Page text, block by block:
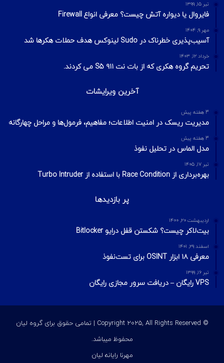
تیر ۱۵, ۱۳۹۹
فایروال یا دیواره آتش چیست؟ معرفی انواع Firewall
مهر ۹, ۱۴۰۴
آسیب‌پذیری خطرناک در Sudo لینوکس هدف حملات هکرها شد
خرداد ۱۲, ۱۴۰۳
تحریم گروه هکری که از بات نت ۹۱۱ S5 می کردند.
آخرین ویرایشات
3 هفته پیش
مدیریت ریسک در امنیت اطلاعات؛ مفاهیم، فرمول‌ها و مراحل چهارگانه
3 هفته پیش
مدل الماس در تحلیل نفوذ
تیر ۱۷, ۱۴۰۵
بهره‌برداری از Race Condition با استفاده از Turbo Intruder
پر بازدیدها
اردیبهشت ۲۰, ۱۴۰۰
بیت‌لاکر چیست؟ شکستن قفل درایو Bitlocker
اسفند ۲۹, ۱۴۰۱
معرفی ۱۸ ابزار OSINT برای تست‌نفوذ
تیر ۱۶, ۱۳۹۹
VPS رایگان – دریافت سرور مجازی رایگان
© Copyright 2025, All Rights Reserved | تمامی حقوق برای گروه لیان
محفوظ میباشد.
مهرنا رایانه لیان